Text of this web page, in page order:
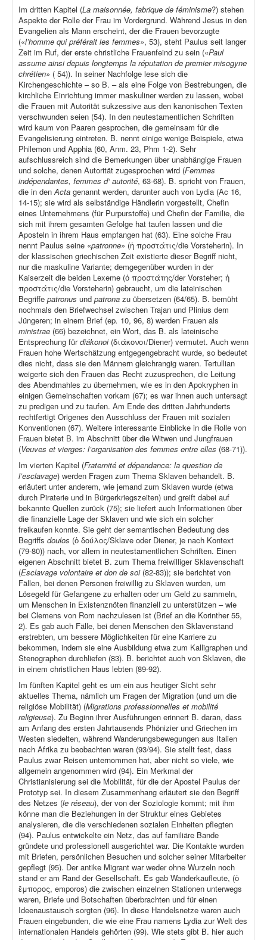
Im dritten Kapitel (La maisonnée, fabrique de féminisme?) stehen
Aspekte der Rolle der Frau im Vordergrund. Während Jesus in den
Evangelien als Mann erscheint, der die Frauen bevorzugte
(«l’homme qui préférait les femmes», 53), steht Paulus seit langer
Zeit im Ruf, der erste christliche Frauenfeind zu sein («Paul
assume ainsi depuis longtemps la réputation de premier misogyne
chrétien» ( 54)). In seiner Nachfolge lese sich die
Kirchengeschichte – so B. – als eine Folge von Bestrebungen, die
kirchliche Einrichtung immer maskuliner werden zu lassen, wobei
die Frauen mit Autorität sukzessive aus den kanonischen Texten
verschwunden seien (54). In den neutestamentlichen Schriften
wird kaum von Paaren gesprochen, die gemeinsam für die
Evangelisierung eintreten. B. nennt einige wenige Beispiele, etwa
Philemon und Apphia (60, Anm. 23, Phm 1-2). Sehr
aufschlussreich sind die Bemerkungen über unabhängige Frauen
und solche, denen Autorität zugesprochen wird (Femmes
indépendantes, femmes d‘ autorité, 63-68). B. spricht von Frauen,
die in denActa genannt werden, darunter auch von Lydia (Ac 16,
14-15); sie wird als selbständige Händlerin vorgestellt, Chefin
eines Unternehmens (für Purpurstoffe) und Chefin der Familie, die
sich mit ihrem gesamten Gefolge hat taufen lassen und die
Aposteln in ihrem Haus empfangen hat (63). Eine solche Frau
nennt Paulus seine «patronne» (ἡ προστάτις/die Vorsteherin). In
der klassischen griechischen Zeit existierte dieser Begriff nicht,
nur die maskuline Variante; demgegenüber wurden in der
Kaiserzeit die beiden Lexeme (ὁ προστάτης/der Vorsteher; ἡ
προστάτις/die Vorsteherin) gebraucht, um die lateinischen
Begriffe patronus und patrona zu übersetzen (64/65). B. bemüht
nochmals den Briefwechsel zwischen Trajan und Plinius dem
Jüngeren; in einem Brief (ep. 10, 96, 8) werden Frauen als
ministrae (66) bezeichnet, ein Wort, das B. als lateinische
Entsprechung fürdiákonoi (διάκονοι/Diener) vermutet. Auch wenn
Frauen hohe Wertschätzung entgegengebracht wurde, so bedeutet
dies nicht, dass sie den Männern gleichrangig waren. Tertullian
weigerte sich den Frauen das Recht zuzusprechen, die Leitung
des Abendmahles zu übernehmen, wie es in den Apokryphen in
einigen Gemeinschaften vorkam (67); es war ihnen auch untersagt
zu predigen und zu taufen. Am Ende des dritten Jahrhunderts
rechtfertigt Origenes den Ausschluss der Frauen mit sozialen
Konventionen (67). Weitere interessante Einblicke in die Rolle von
Frauen bietet B. im Abschnitt über die Witwen und Jungfrauen
(Veuves et vierges: l’organisation des femmes entre elles (68-71)).
Im vierten Kapitel (Fraternité et dépendance: la question de
l’esclavage) werden Fragen zum Thema Sklaven behandelt. B.
erläutert unter anderem, wie jemand zum Sklaven wurde (etwa
durch Piraterie und in Bürgerkriegszeiten) und greift dabei auf
bekannte Quellen zurück (75); sie liefert auch Informationen über
die finanzielle Lage der Sklaven und wie sich ein solcher
freikaufen konnte. Sie geht der semantischen Bedeutung des
Begriffs doulos (ὁ δούλος/Sklave oder Diener, je nach Kontext
(79-80)) nach, vor allem in neutestamentlichen Schriften. Einen
eigenen Abschnitt bietet B. zum Thema freiwilliger Sklavenschaft
(Esclavage volontaire et don de soi(82-83)); sie berichtet von
Fällen, bei denen Personen freiwillig zu Sklaven wurden, um
Lösegeld für Gefangene zu erhalten oder um Geld zu sammeln,
um Menschen in Existenznöten finanziell zu unterstützen – wie
bei Clemens von Rom nachzulesen ist (Brief an die Korinther 55,
2). Es gab auch Fälle, bei denen Menschen den Sklavenstand
erstrebten, um bessere Möglichkeiten für eine Karriere zu
bekommen, indem sie eine Ausbildung etwa zum Kalligraphen und
Stenographen durchliefen (83). B. berichtet auch von Sklaven, die
in einem christlichen Haus lebten (89-92).
Im fünften Kapitel geht es um ein aus heutiger Sicht sehr
aktuelles Thema, nämlich um Fragen der Migration (und um die
religiöse Mobilität) (Migrations professionnelles et mobilité
religieuse). Zu Beginn ihrer Ausführungen erinnert B. daran, dass
am Anfang des ersten Jahrtausends Phönizier und Griechen im
Westen siedelten, während Wanderungsbewegungen aus Italien
nach Afrika zu beobachten waren (93/94). Sie stellt fest, dass
Paulus zwar Reisen unternommen hat, aber nicht so viele, wie
allgemein angenommen wird (94). Ein Merkmal der
Christianisierung sei die Mobilität, für die der Apostel Paulus der
Prototyp sei. In diesem Zusammenhang erläutert sie den Begriff
des Netzes (le réseau), der von der Soziologie kommt; mit ihm
könne man die Beziehungen in der Struktur eines Gebietes
analysieren, die die verschiedenen sozialen Einheiten pflegten
(94). Paulus entwickelte ein Netz, das auf familiäre Bande
gründete und professionell ausgerichtet war. Die Kontakte wurden
mit Briefen, persönlichen Besuchen und solcher seiner Mitarbeiter
gepflegt (95). Der antike Migrant war weder ohne Wurzeln noch
stand er am Rand der Gesellschaft. Es gab Wanderkaufleute, (ὁ
ἔμπορος, emporos) die zwischen einzelnen Stationen unterwegs
waren, Briefe und Botschaften überbrachten und für einen
Ideenaustausch sorgten (96). In diese Handelsnetze waren auch
Frauen eingebunden, die wie eine Frau namens Lydia zur Welt des
internationalen Handels gehörten (99). Wie stets gibt B. hier auch